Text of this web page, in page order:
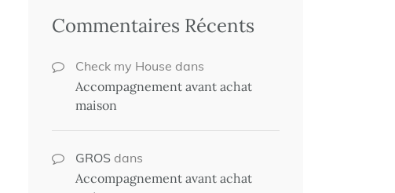
Commentaires Récents
Check my House dans
Accompagnement avant achat
maison
GROS dans
Accompagnement avant achat